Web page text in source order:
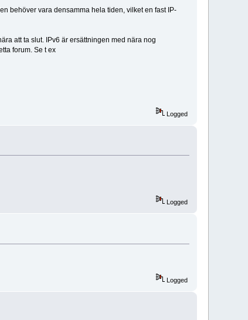
behöver vara densamma hela tiden, vilket en fast IP-
att ta slut. IPv6 är ersättningen med nära nog
forum. Se t ex
Logged
Logged
Logged